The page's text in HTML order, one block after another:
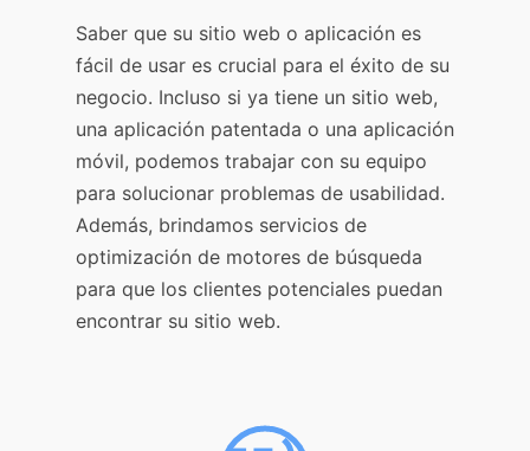
Saber que su sitio web o aplicación es
fácil de usar es crucial para el éxito de su
negocio. Incluso si ya tiene un sitio web,
una aplicación patentada o una aplicación
móvil, podemos trabajar con su equipo
para solucionar problemas de usabilidad.
Además, brindamos servicios de
optimización de motores de búsqueda
para que los clientes potenciales puedan
encontrar su sitio web.